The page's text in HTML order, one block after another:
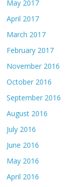
May 2017
April 2017
March 2017
February 2017
November 2016
October 2016
September 2016
August 2016
July 2016
June 2016
May 2016
April 2016